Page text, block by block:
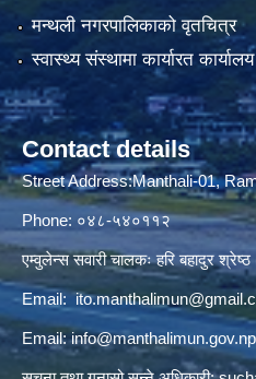
मन्थली नगरपालिकाको वृतचित्र
स्वास्थ्य संस्थामा कार्यारत
Contact details
Street Address:Manthali-01,
Phone: ०४८-५४०११२
एम्वुलेन्स सवारी चालकः हरि बहादुर
Email:
Email:info@manthalimun.gov.np